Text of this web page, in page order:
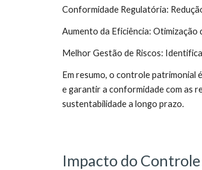
Conformidade Regulatória:
Aumento da Eficiência: Otimização
Melhor Gestão de Riscos:
Em resumo, o controle patrimonial
e garantir a conformidade com as
sustentabilidade a longo prazo.
Impacto do